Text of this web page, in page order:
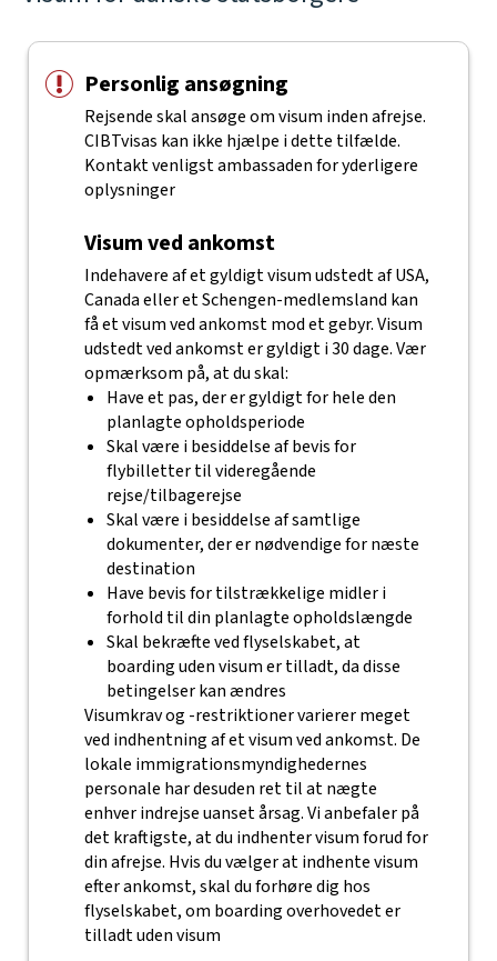
Personlig ansøgning
Rejsende skal ansøge om visum inden afrejse.
CIBTvisas kan ikke hjælpe i dette tilfælde.
Kontakt venligst ambassaden for yderligere
oplysninger
Visum ved ankomst
Indehavere af et gyldigt visum udstedt af USA,
Canada eller et Schengen-medlemsland kan
få et visum ved ankomst mod et gebyr. Visum
udstedt ved ankomst er gyldigt i 30 dage. Vær
opmærksom på, at du skal:
Have et pas, der er gyldigt for hele den
planlagte opholdsperiode
Skal være i besiddelse af bevis for
flybilletter til videregående
rejse/tilbagerejse
Skal være i besiddelse af samtlige
dokumenter, der er nødvendige for næste
destination
Have bevis for tilstrækkelige midler i
forhold til din planlagte opholdslængde
Skal bekræfte ved flyselskabet, at
boarding uden visum er tilladt, da disse
betingelser kan ændres
Visumkrav og -restriktioner varierer meget
ved indhentning af et visum ved ankomst. De
lokale immigrationsmyndighedernes
personale har desuden ret til at nægte
enhver indrejse uanset årsag. Vi anbefaler på
det kraftigste, at du indhenter visum forud for
din afrejse. Hvis du vælger at indhente visum
efter ankomst, skal du forhøre dig hos
flyselskabet, om boarding overhovedet er
tilladt uden visum